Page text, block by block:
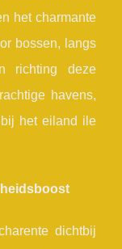
het charmante
bossen, langs
richting deze
havens,
het eiland ile
dichtbij